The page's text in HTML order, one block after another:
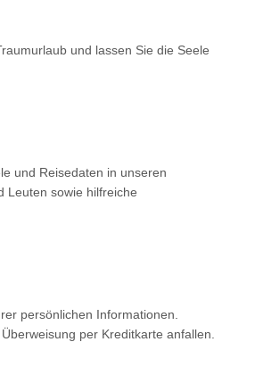
und lassen Sie die Seele
und Reisedaten in unseren
Leuten sowie hilfreiche
persönlichen Informationen.
per Kreditkarte anfallen.